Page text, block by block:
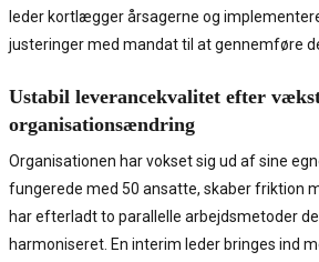
leder kortlægger årsagerne og
justeringer med mandat til at gennemføre
Ustabil leverancekvalitet efter
organisationsændring
Organisationen har vokset sig ud af sine
fungerede med 50 ansatte, skaber friktion
har efterladt to parallelle arbejdsmetoder
harmoniseret. En interim leder bringes ind